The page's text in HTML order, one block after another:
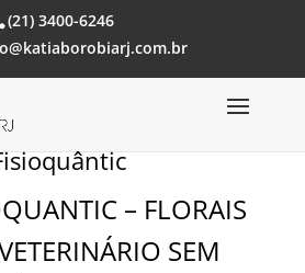
(21) 3400-6246
– FLORAIS
SEM